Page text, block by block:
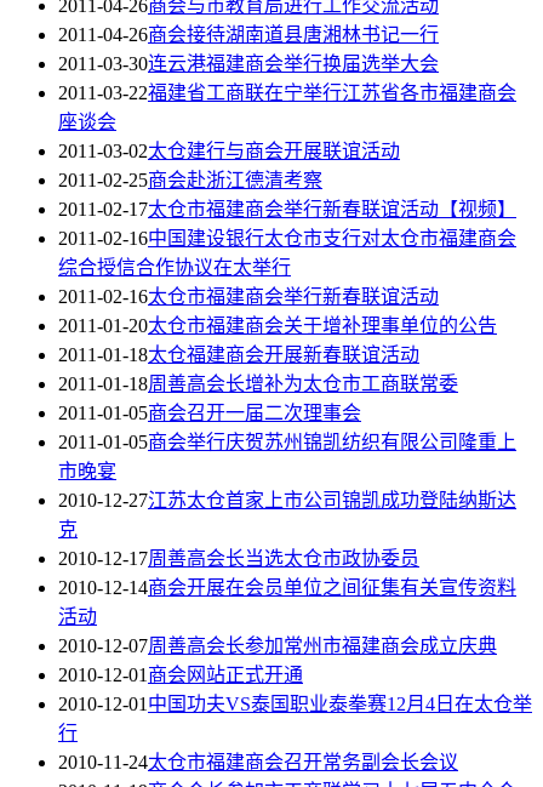
2011-04-26商会与市教育局进行工作交流活动
2011-04-26商会接待湖南道县唐湘林书记一行
2011-03-30连云港福建商会举行换届选举大会
2011-03-22福建省工商联在宁举行江苏省各市福建商会
座谈会
2011-03-02太仓建行与商会开展联谊活动
2011-02-25商会赴浙江德清考察
2011-02-17太仓市福建商会举行新春联谊活动【视频】
2011-02-16中国建设银行太仓市支行对太仓市福建商会
综合授信合作协议在太举行
2011-02-16太仓市福建商会举行新春联谊活动
2011-01-20太仓市福建商会关于增补理事单位的公告
2011-01-18太仓福建商会开展新春联谊活动
2011-01-18周善高会长增补为太仓市工商联常委
2011-01-05商会召开一届二次理事会
2011-01-05商会举行庆贺苏州锦凯纺织有限公司隆重上
市晚宴
2010-12-27江苏太仓首家上市公司锦凯成功登陆纳斯达
克
2010-12-17周善高会长当选太仓市政协委员
2010-12-14商会开展在会员单位之间征集有关宣传资料
活动
2010-12-07周善高会长参加常州市福建商会成立庆典
2010-12-01商会网站正式开通
2010-12-01中国功夫VS泰国职业泰拳赛12月4日在太仓举
行
2010-11-24太仓市福建商会召开常务副会长会议